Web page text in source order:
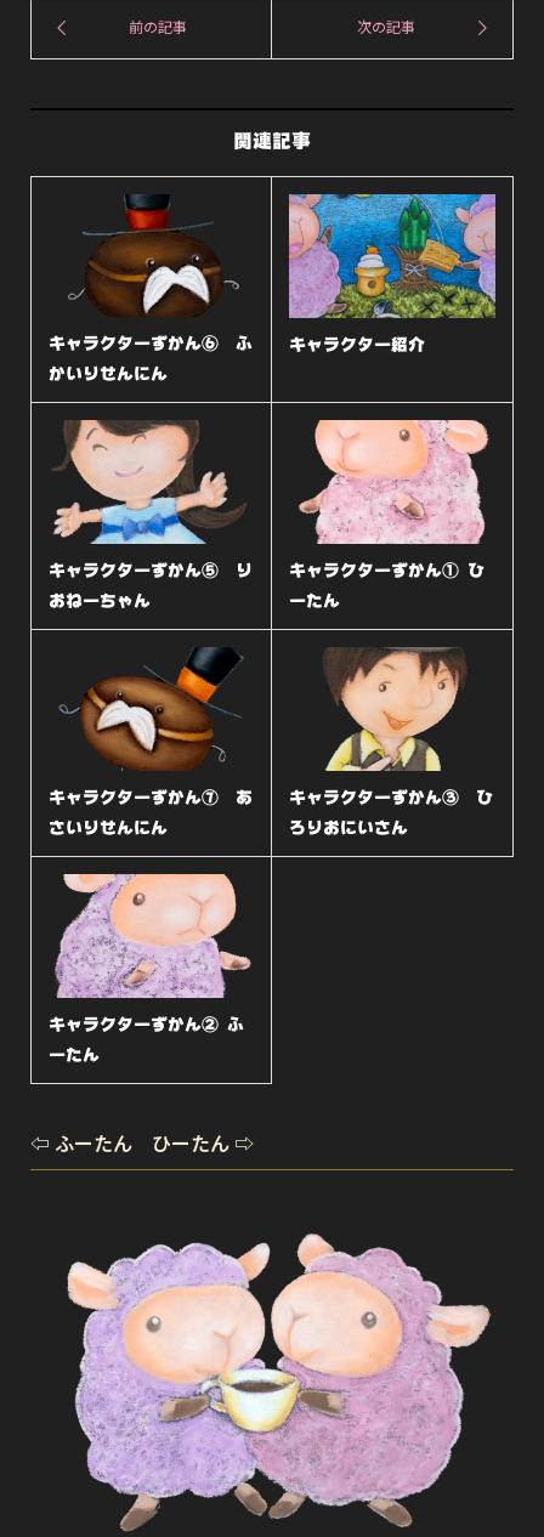
関連記事
キャラクターずかん⑥ ふ
かいりせんにん
キャラクター紹介
キャラクターずかん⑤ り
おねーちゃん
キャラクターずかん① ひ
ーたん
キャラクターずかん⑦ あ
さいりせんにん
キャラクターずかん③ ひ
ろりおにいさん
キャラクターずかん② ふ
ーたん
⇦ ふーたん ひーたん ⇨